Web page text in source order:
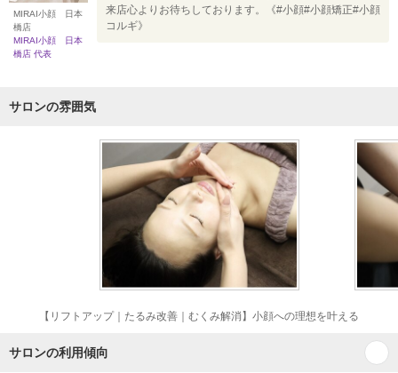
MIRAI小顔 日本
橋店
MIRAI小顔 日本
橋店 代表
来店心よりお待ちしております。《#小顔#小顔矯正#小顔
コルギ》
サロンの雰囲気
【リフトアップ｜たるみ改善｜むくみ解消】小顔への理想を叶える
サロンの利用傾向